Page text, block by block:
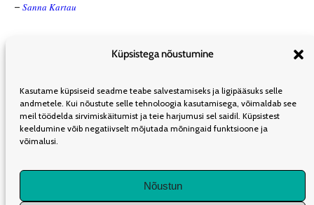
Küpsistega nõustumine
Kasutame küpsiseid seadme teabe salvestamiseks ja ligipääsuks selle
andmetele. Kui nõustute selle tehnoloogia kasutamisega, võimaldab see
meil töödelda sirvimiskäitumist ja teie harjumusi sel saidil. Küpsistest
keeldumine võib negatiivselt mõjutada mõningaid funktsioone ja
võimalusi.
Nõustun
– Sanna Kartau
ÜLDINFOTOIMETUSKAASAUTORLUSESTREKLAAMLEVI
TELLIMINEKASUTUSTINGIMUSED
LIITU UUDISKIRJAGA